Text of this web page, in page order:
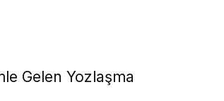
Gelen Yozlaşma